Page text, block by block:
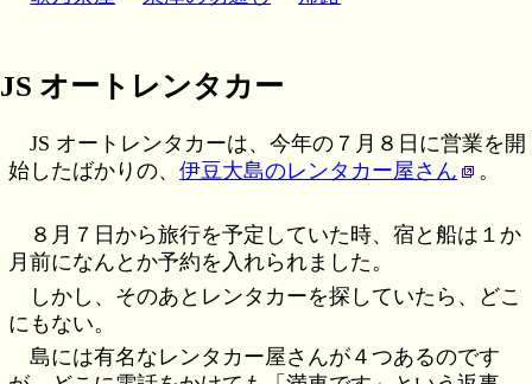
JS オートレンタカー
JS オートレンタカーは、今年の７月８日に営業を開
始したばかりの、伊豆大島のレンタカー屋さん 。
８月７日から旅行を予定していた時、宿と船は１か
月前になんとか予約を入れられました。
しかし、そのあとレンタカーを探していたら、どこ
にもない。
島には有名なレンタカー屋さんが４つあるのです